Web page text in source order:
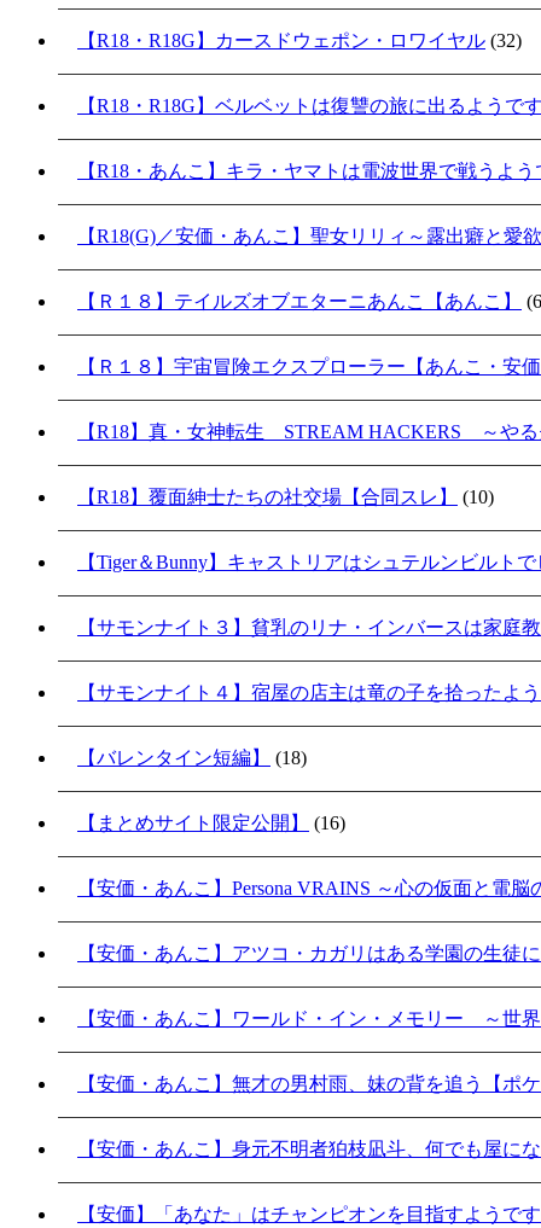
【R18・R18G】カースドウェポン・ロワイヤル (32)
【R18・R18G】ベルベットは復讐の旅に出るようで
【R18・あんこ】キラ・ヤマトは電波世界で戦うよ
【R18(G)／安価・あんこ】聖女リリィ～露出癖と愛
【Ｒ１８】テイルズオブエターニあんこ【あんこ】
【Ｒ１８】宇宙冒険エクスプローラー【あんこ・安
【R18】真・女神転生 STREAM HACKERS ～や
【R18】覆面紳士たちの社交場【合同スレ】 (10)
【Tiger＆Bunny】キャストリアはシュテルンビルト
【サモンナイト３】貧乳のリナ・インバースは家庭
【サモンナイト４】宿屋の店主は竜の子を拾ったよ
【バレンタイン短編】 (18)
【まとめサイト限定公開】 (16)
【安価・あんこ】Persona VRAINS ～心の仮面と電脳
【安価・あんこ】アツコ・カガリはある学園の生徒
【安価・あんこ】ワールド・イン・メモリー ～世
【安価・あんこ】無才の男村雨、妹の背を追う【ポ
【安価・あんこ】身元不明者狛枝凪斗、何でも屋に
【安価】「あなた」はチャンピオンを目指すようで